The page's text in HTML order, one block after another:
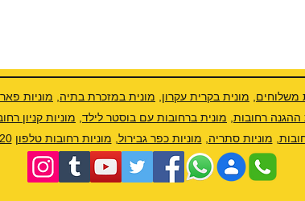
משלוחים, מונית בקרית עקרון מונית במזכרת בתיה, מוניות
ההגנה רחובות, מונית ברחובות עם בוסטר לילד מוניות קניון
מוניות סתריה מוניות כפר גבירול, מוניות רחובות טלפון